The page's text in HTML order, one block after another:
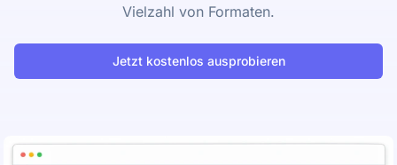
Vielzahl von Formaten.
Jetzt kostenlos ausprobieren